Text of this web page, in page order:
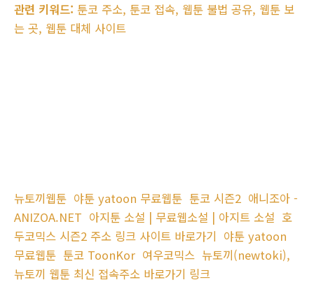
관련 키워드: 툰코 주소, 툰코 접속, 웹툰 불법 공유, 웹툰 보
는 곳, 웹툰 대체 사이트
뉴토끼웹툰 야툰 yatoon 무료웹툰 툰코 시즌2 애니조아 -
ANIZOA.NET 아지툰 소설 | 무료웹소설 | 아지트 소설 호
두코믹스 시즌2 주소 링크 사이트 바로가기 야툰 yatoon
무료웹툰 툰코 ToonKor 여우코믹스 뉴토끼(newtoki),
뉴토끼 웹툰 최신 접속주소 바로가기 링크